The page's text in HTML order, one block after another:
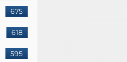
675
618
595